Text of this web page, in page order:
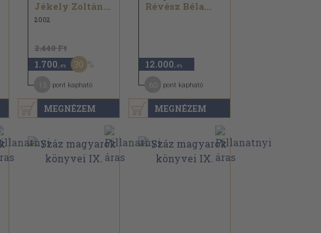
MEGNÉZEM
Jékely Zoltán...
2002
2.440 Ft
1.700 ,-Ft 30
pont kapható
MEGNÉZEM
Révész Béla...
12.000 ,-Ft
pont kapható